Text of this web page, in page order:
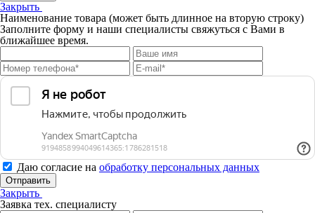
Закрыть
Наименование товара (может быть длинное на вторую строку)
Заполните форму и наши специалисты свяжуться с Вами в
ближайшее время.
Даю согласие на обработку персональных данных
Отправить
Закрыть
Заявка тех. специалисту